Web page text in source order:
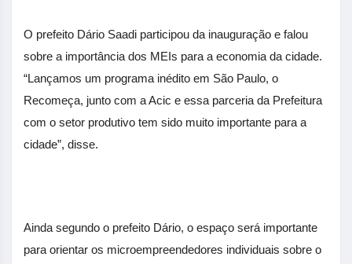
O prefeito Dário Saadi participou da inauguração e falou
sobre a importância dos MEIs para a economia da cidade.
“Lançamos um programa inédito em São Paulo, o
Recomeça, junto com a Acic e essa parceria da Prefeitura
com o setor produtivo tem sido muito importante para a
cidade”, disse.
Ainda segundo o prefeito Dário, o espaço será importante
para orientar os microempreendedores individuais sobre o